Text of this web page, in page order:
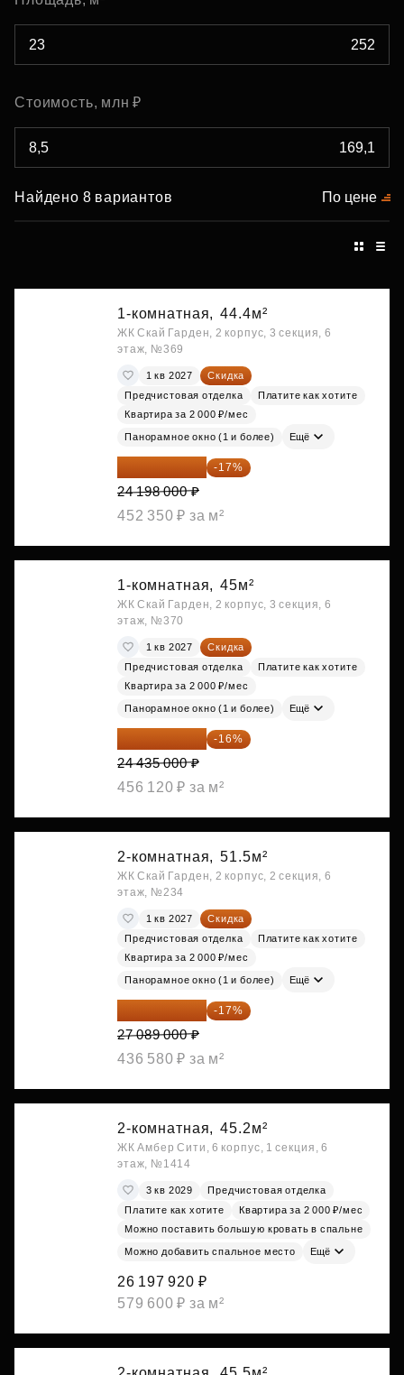
Стоимость, млн ₽
Найдено 8 вариантов По цене
1-комнатная, 44.4м²
ЖК Скай Гарден, 2 корпус, 3 секция, 6
этаж, №369
1 кв 2027
Скидка
Предчистовая отделка
Платите как хотите
Квартира за 2 000 ₽/мес
Панорамное окно (1 и более) Ещё
20 084 340 ₽ -17%
24 198 000 ₽
452 350 ₽ за м²
1-комнатная, 45м²
ЖК Скай Гарден, 2 корпус, 3 секция, 6
этаж, №370
1 кв 2027
Скидка
Предчистовая отделка
Платите как хотите
Квартира за 2 000 ₽/мес
Панорамное окно (1 и более) Ещё
20 525 400 ₽ -16%
24 435 000 ₽
456 120 ₽ за м²
2-комнатная, 51.5м²
ЖК Скай Гарден, 2 корпус, 2 секция, 6
этаж, №234
1 кв 2027
Скидка
Предчистовая отделка
Платите как хотите
Квартира за 2 000 ₽/мес
Панорамное окно (1 и более) Ещё
22 483 870 ₽ -17%
27 089 000 ₽
436 580 ₽ за м²
2-комнатная, 45.2м²
ЖК Амбер Сити, 6 корпус, 1 секция, 6
этаж, №1414
3 кв 2029
Предчистовая отделка
Платите как хотите
Квартира за 2 000 ₽/мес
Можно поставить большую кровать в спальне
Можно добавить спальное место Ещё
26 197 920 ₽
579 600 ₽ за м²